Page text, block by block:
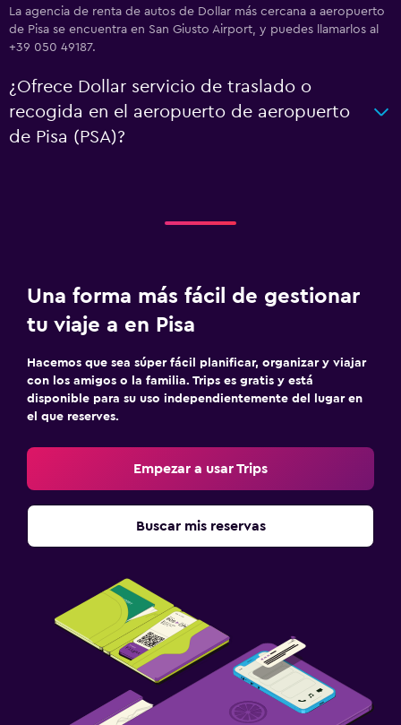
La agencia de renta de autos de Dollar más cercana a aeropuerto
de Pisa se encuentra en San Giusto Airport, y puedes llamarlos al
+39 050 49187.
¿Ofrece Dollar servicio de traslado o
recogida en el aeropuerto de aeropuerto
de Pisa (PSA)?
Una forma más fácil de gestionar
tu viaje a en Pisa
Hacemos que sea súper fácil planificar, organizar y viajar
con los amigos o la familia. Trips es gratis y está
disponible para su uso independientemente del lugar en
el que reserves.
Empezar a usar Trips
Buscar mis reservas